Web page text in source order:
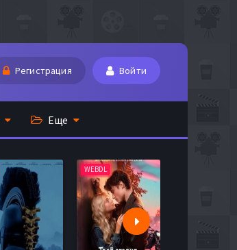
Регистрация Войти
Еще
WEBDL